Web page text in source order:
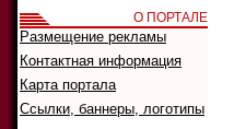
О ПОРТАЛЕ
Размещение рекламы
Контактная информация
Карта портала
Ссылки, баннеры, логотипы